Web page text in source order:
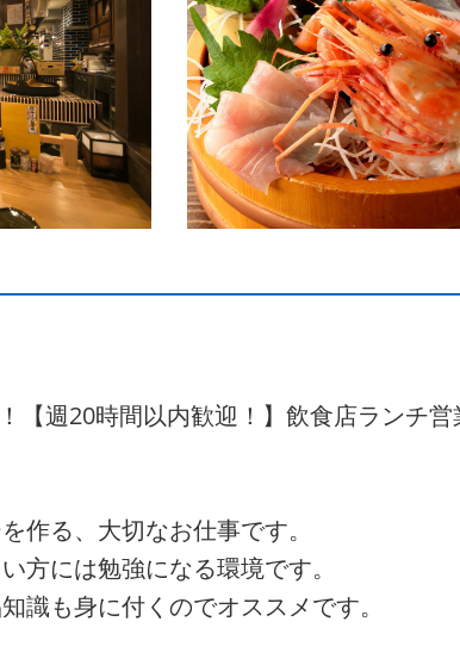
【週20時間以内歓迎！】飲食店ランチ
作る、大切なお仕事です。
方には勉強になる環境です。
識も身に付くのでオススメです。